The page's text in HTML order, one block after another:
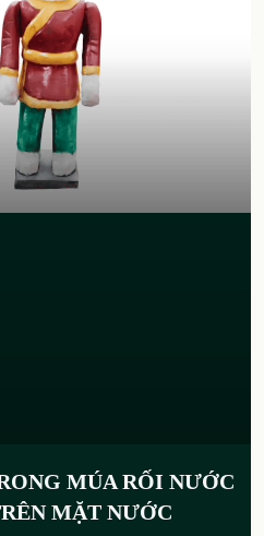
MÚA RỐI NƯỚC
MẶT NƯỚC